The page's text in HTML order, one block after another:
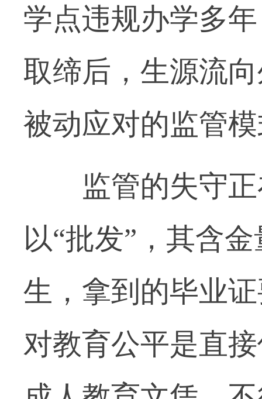
学点违规办学多
取缔后，生源流
被动应对的监管
监管的失守正
以“批发”，其含
生，拿到的毕业
对教育公平是直